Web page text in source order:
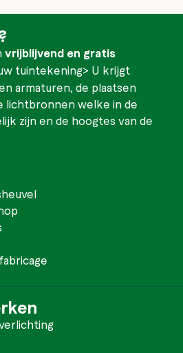
vrijblijvend en gratis
tuintekening> U krijgt
armaturen, de plaatsen
lichtbronnen welke in de
zijn en de hoogtes van de